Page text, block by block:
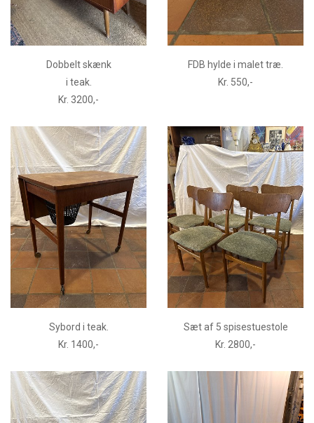
Dobbelt skænk
i teak.
Kr. 3200,-
FDB hylde i malet træ.
Kr. 550,-
Sybord i teak.
Kr. 1400,-
Sæt af 5 spisestuestole
Kr. 2800,-